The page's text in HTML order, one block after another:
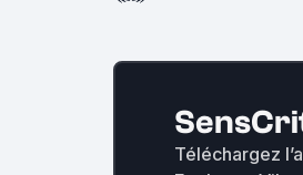
Téléchargez